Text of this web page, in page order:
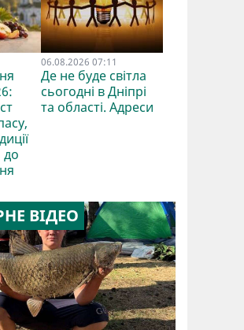
до
06.08.2026 07:11
Де не буде світла
сьогодні в Дніпрі
та області. Адреси
ВІДЕО